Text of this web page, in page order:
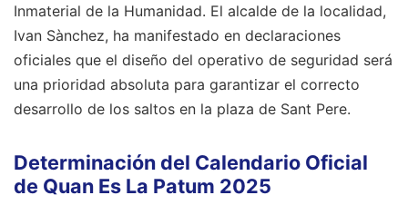
Inmaterial de la Humanidad. El alcalde de la localidad,
Ivan Sànchez, ha manifestado en declaraciones
oficiales que el diseño del operativo de seguridad será
una prioridad absoluta para garantizar el correcto
desarrollo de los saltos en la plaza de Sant Pere.
Determinación del Calendario Oficial
de Quan Es La Patum 2025